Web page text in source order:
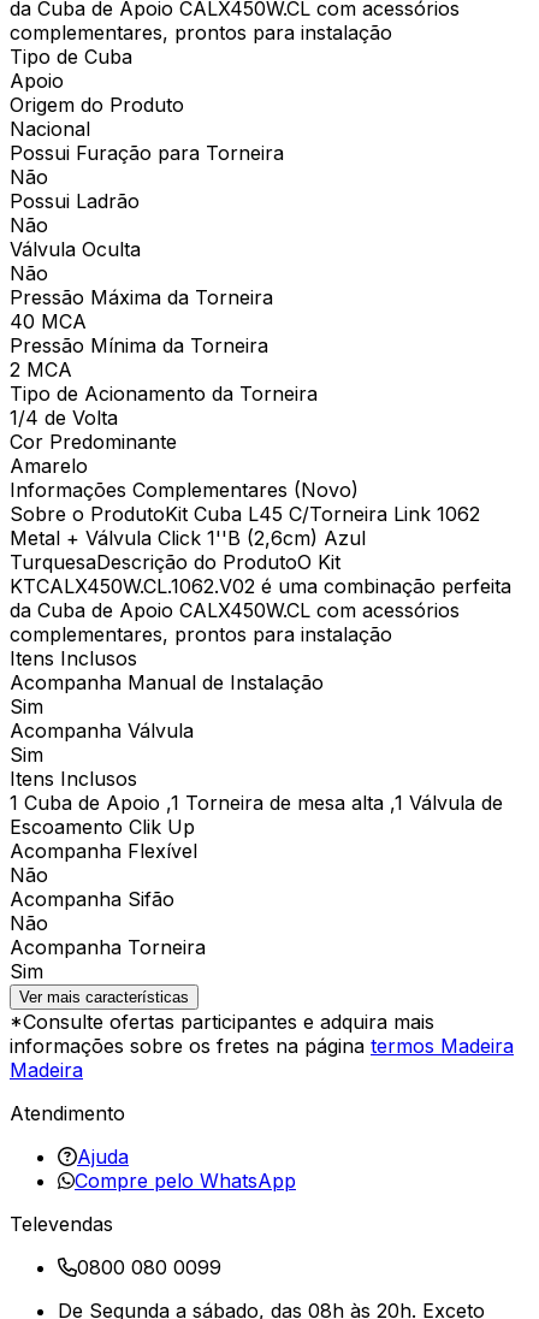
da Cuba de Apoio CALX450W.CL com acessórios
complementares, prontos para instalação
Tipo de Cuba
Apoio
Origem do Produto
Nacional
Possui Furação para Torneira
Não
Possui Ladrão
Não
Válvula Oculta
Não
Pressão Máxima da Torneira
40 MCA
Pressão Mínima da Torneira
2 MCA
Tipo de Acionamento da Torneira
1/4 de Volta
Cor Predominante
Amarelo
Informações Complementares (Novo)
Sobre o ProdutoKit Cuba L45 C/Torneira Link 1062
Metal + Válvula Click 1''B (2,6cm) Azul
TurquesaDescrição do ProdutoO Kit
KTCALX450W.CL.1062.V02 é uma combinação perfeita
da Cuba de Apoio CALX450W.CL com acessórios
complementares, prontos para instalação
Itens Inclusos
Acompanha Manual de Instalação
Sim
Acompanha Válvula
Sim
Itens Inclusos
1 Cuba de Apoio ,1 Torneira de mesa alta ,1 Válvula de
Escoamento Clik Up
Acompanha Flexível
Não
Acompanha Sifão
Não
Acompanha Torneira
Sim
Ver mais características
*Consulte ofertas participantes e adquira mais
informações sobre os fretes na página termos Madeira
Madeira
Atendimento
Ajuda
Compre pelo WhatsApp
Televendas
0800 080 0099
De Segunda a sábado, das 08h às 20h. Exceto